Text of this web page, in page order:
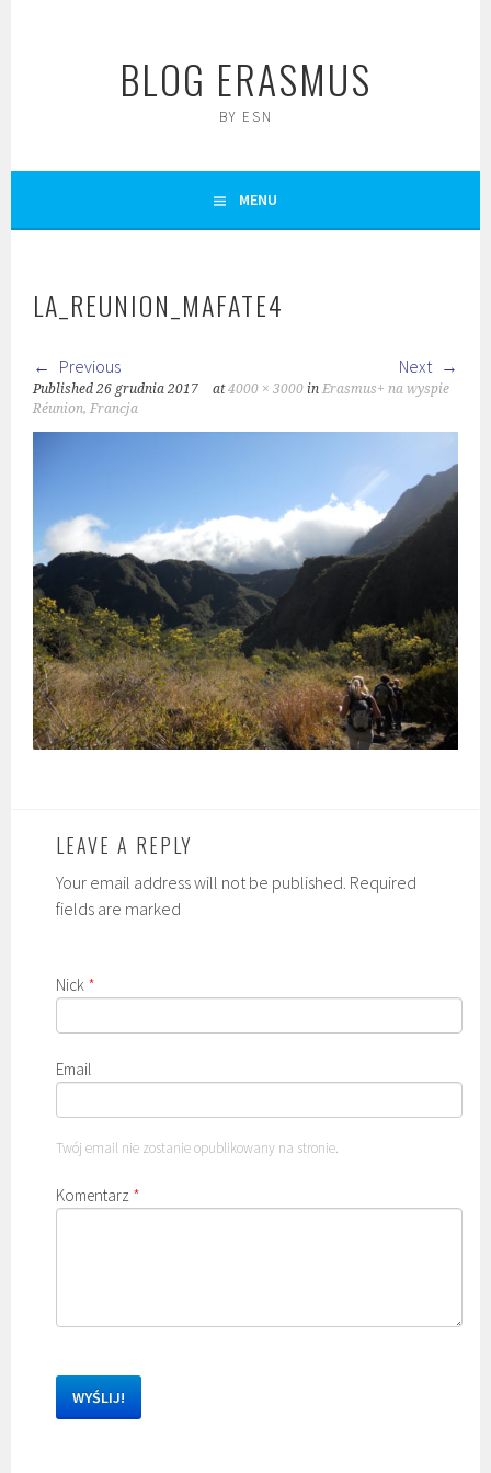
BLOG ERASMUS
BY ESN
MENU
LA_REUNION_MAFATE4
Previous Next
Published26 grudnia 2017 at4000 × 3000 inErasmus+ na wyspie
Réunion, Francja
LEAVE A REPLY
Your email address will not be published. Required
fields are marked
Nick *
Email
Twój email nie zostanie opublikowany na stronie.
Komentarz *